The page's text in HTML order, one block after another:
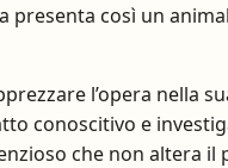
presenta così un
l’opera nella
conoscitivo e
che non altera il